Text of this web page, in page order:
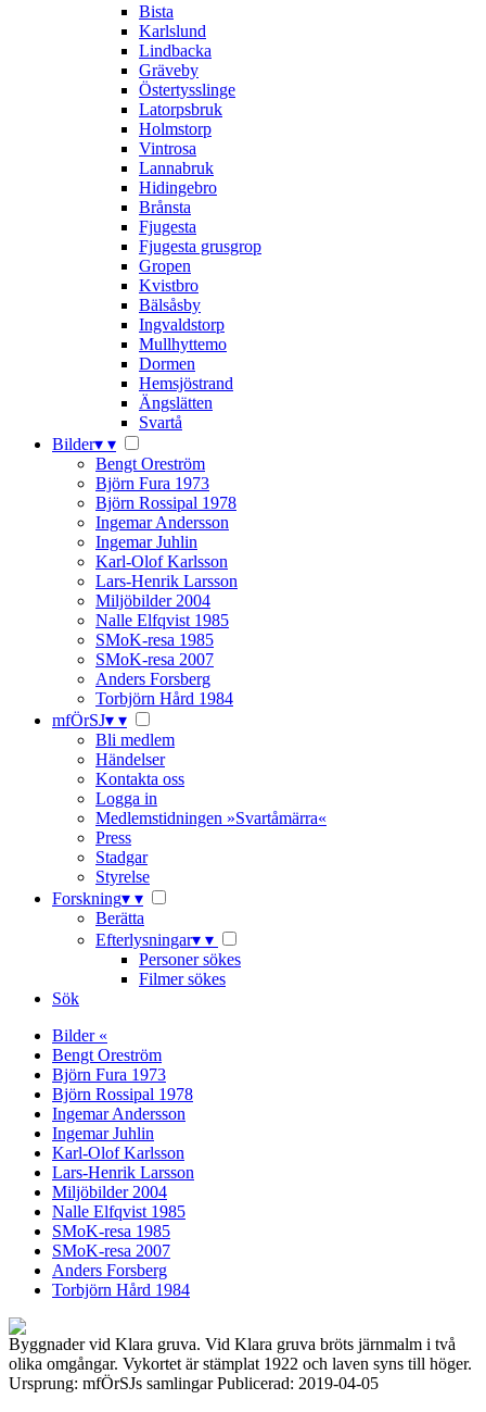
Bista
Karlslund
Lindbacka
Gräveby
Östertysslinge
Latorpsbruk
Holmstorp
Vintrosa
Lannabruk
Hidingebro
Brånsta
Fjugesta
Fjugesta grusgrop
Gropen
Kvistbro
Bälsåsby
Ingvaldstorp
Mullhyttemo
Dormen
Hemsjöstrand
Ängslätten
Svartå
Bilder▾ ▾
Bengt Oreström
Björn Fura 1973
Björn Rossipal 1978
Ingemar Andersson
Ingemar Juhlin
Karl-Olof Karlsson
Lars-Henrik Larsson
Miljöbilder 2004
Nalle Elfqvist 1985
SMoK-resa 1985
SMoK-resa 2007
Anders Forsberg
Torbjörn Hård 1984
mfÖrSJ▾ ▾
Bli medlem
Händelser
Kontakta oss
Logga in
Medlemstidningen »Svartåmärra«
Press
Stadgar
Styrelse
Forskning▾ ▾
Berätta
Efterlysningar▾ ▾
Personer sökes
Filmer sökes
Sök
Bilder «
Bengt Oreström
Björn Fura 1973
Björn Rossipal 1978
Ingemar Andersson
Ingemar Juhlin
Karl-Olof Karlsson
Lars-Henrik Larsson
Miljöbilder 2004
Nalle Elfqvist 1985
SMoK-resa 1985
SMoK-resa 2007
Anders Forsberg
Torbjörn Hård 1984
Byggnader vid Klara gruva. Vid Klara gruva bröts järnmalm i två
olika omgångar. Vykortet är stämplat 1922 och laven syns till höger.
Ursprung: mfÖrSJs samlingar Publicerad: 2019-04-05